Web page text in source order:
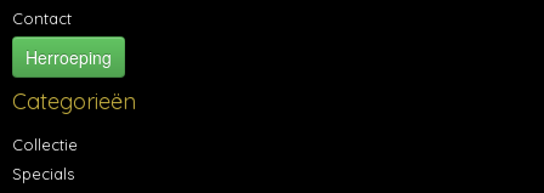
Contact
Herroeping
Categorieën
Collectie
Specials